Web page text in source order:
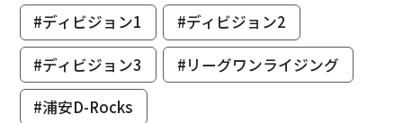
#ディビジョン1
#ディビジョン2
#ディビジョン3
#リーグワンライジング
#浦安D-Rocks